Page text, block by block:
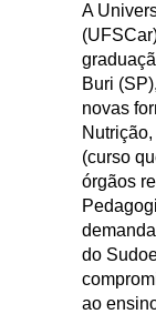
A
Buri
novas
(curso
órgãos
do
ao